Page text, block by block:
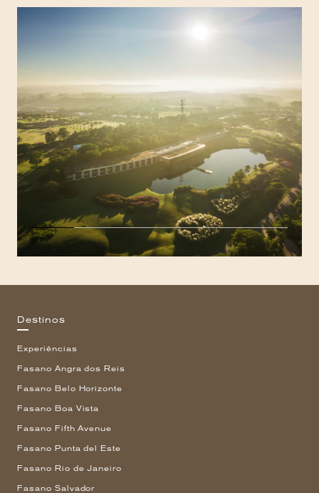
Destinos
Experiências
Fasano Angra dos Reis
Fasano Belo Horizonte
Fasano Boa Vista
Fasano Fifth Avenue
Fasano Punta del Este
Fasano Rio de Janeiro
Fasano Salvador